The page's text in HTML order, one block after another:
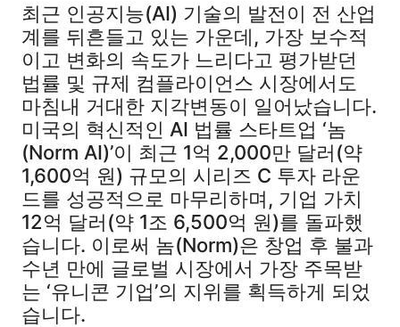
최근 인공지능(AI) 기술의 발전이 전 산업
계를 뒤흔들고 있는 가운데, 가장 보수적
이고 변화의 속도가 느리다고 평가받던
법률 및 규제 컴플라이언스 시장에서도
마침내 거대한 지각변동이 일어났습니다.
미국의 혁신적인 AI 법률 스타트업 ‘놈
(Norm AI)’이 최근 1억 2,000만 달러(약
1,600억 원) 규모의 시리즈 C 투자 라운
드를 성공적으로 마무리하며, 기업 가치
12억 달러(약 1조 6,500억 원)를 돌파했
습니다. 이로써 놈(Norm)은 창업 후 불과
수년 만에 글로벌 시장에서 가장 주목받
는 ‘유니콘 기업’의 지위를 획득하게 되었
습니다.